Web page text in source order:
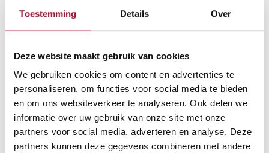
Toestemming Details Over
Deze website maakt gebruik van cookies
We gebruiken cookies om content en advertenties te
personaliseren, om functies voor social media te bieden
en om ons websiteverkeer te analyseren. Ook delen we
informatie over uw gebruik van onze site met onze
partners voor social media, adverteren en analyse. Deze
partners kunnen deze gegevens combineren met andere
Limburg scoort beduidend minder dan de buurregio’s